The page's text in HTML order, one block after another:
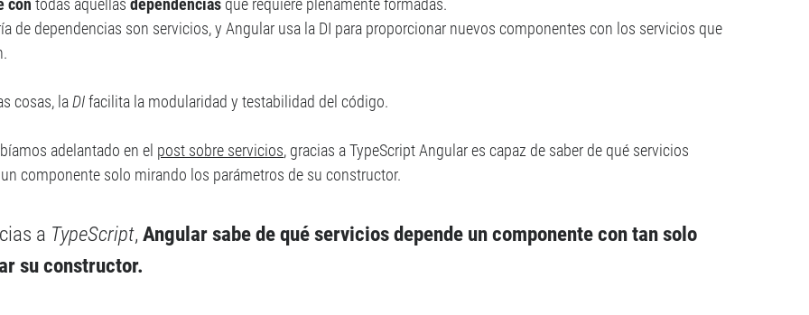
con todas aquellasdependencias que requiere plenamente formadas.
de dependencias son servicios, y Angular usa la DI para proporcionar nuevos componentes con los servicios que
cosas, laDIfacilita la modularidad y testabilidad del código.
adelantado en el post sobre servicios, gracias a TypeScript Angular es capaz de saber de qué servicios
componente solo mirando los parámetros de su constructor.
a TypeScript,Angular sabe de qué servicios depende un componente con tan solo
su constructor.